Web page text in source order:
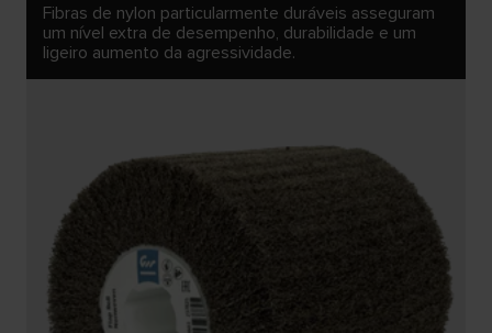
Fibras de nylon particularmente duráveis asseguram
um nível extra de desempenho, durabilidade e um
ligeiro aumento da agressividade.